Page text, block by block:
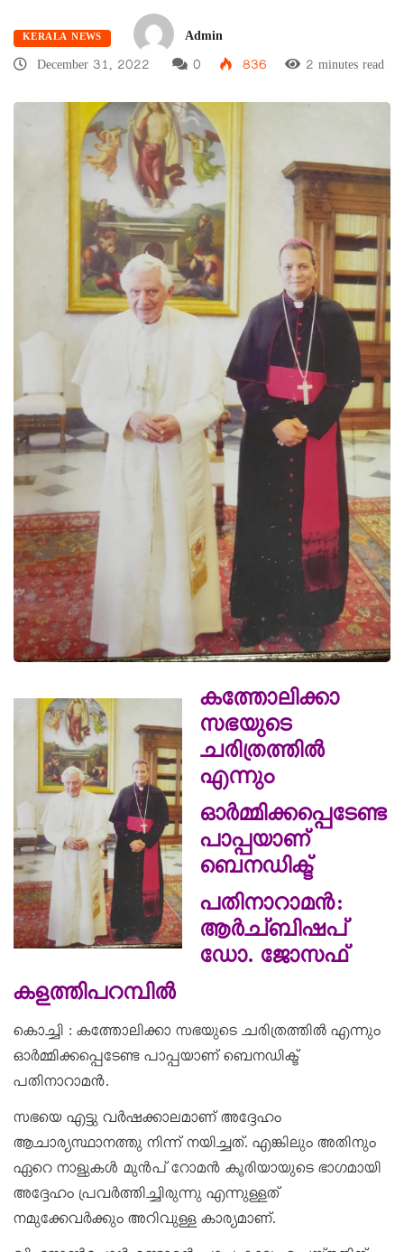
KERALA NEWS
Admin
December 31, 2022
0 836 2 minutes read
കത്തോലിക്കാ
സഭയുടെ
ചരിത്രത്തിൽ
എന്നും
ഓർമ്മിക്കപ്പെടേണ്ട
പാപ്പയാണ്
ബെനഡിക്ട്
പതിനാറാമൻ:
ആർച്ബിഷപ്
ഡോ. ജോസഫ്
കളത്തിപറമ്പിൽ
കൊച്ചി : കത്തോലിക്കാ സഭയുടെ ചരിത്രത്തിൽ എന്നും
ഓർമ്മിക്കപ്പെടേണ്ട പാപ്പയാണ് ബെനഡിക്ട്
പതിനാറാമൻ.
സഭയെ എട്ടു വർഷക്കാലമാണ് അദ്ദേഹം
ആചാര്യസ്ഥാനത്തു നിന്ന് നയിച്ചത്. എങ്കിലും അതിനും
ഏറെ നാളുകൾ മുൻപ് റോമൻ കൂരിയായുടെ ഭാഗമായി
അദ്ദേഹം പ്രവർത്തിച്ചിരുന്നു എന്നുള്ളത്
നമുക്കേവർക്കും അറിവുള്ള കാര്യമാണ്.